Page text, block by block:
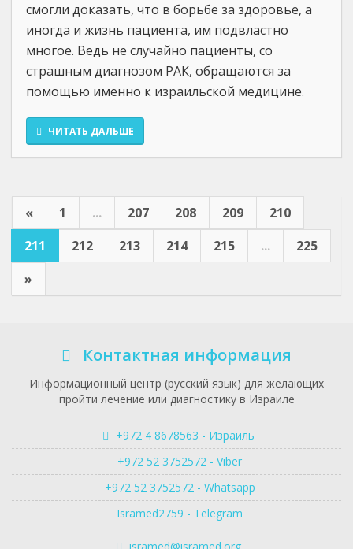
смогли доказать, что в борьбе за здоровье, а
иногда и жизнь пациента, им подвластно
многое. Ведь не случайно пациенты, со
страшным диагнозом РАК, обращаются за
помощью именно к израильской медицине.
ЧИТАТЬ ДАЛЬШЕ
« 1 ... 207 208 209
210
211
212 213 214 215 ...
225
»
Контактная информация
Информационный центр (русский язык) для желающих
пройти лечение или диагностику в Израиле
+972 4 8678563 - Израиль
+972 52 3752572 - Viber
+972 52 3752572 - Whatsapp
Isramed2759 - Telegram